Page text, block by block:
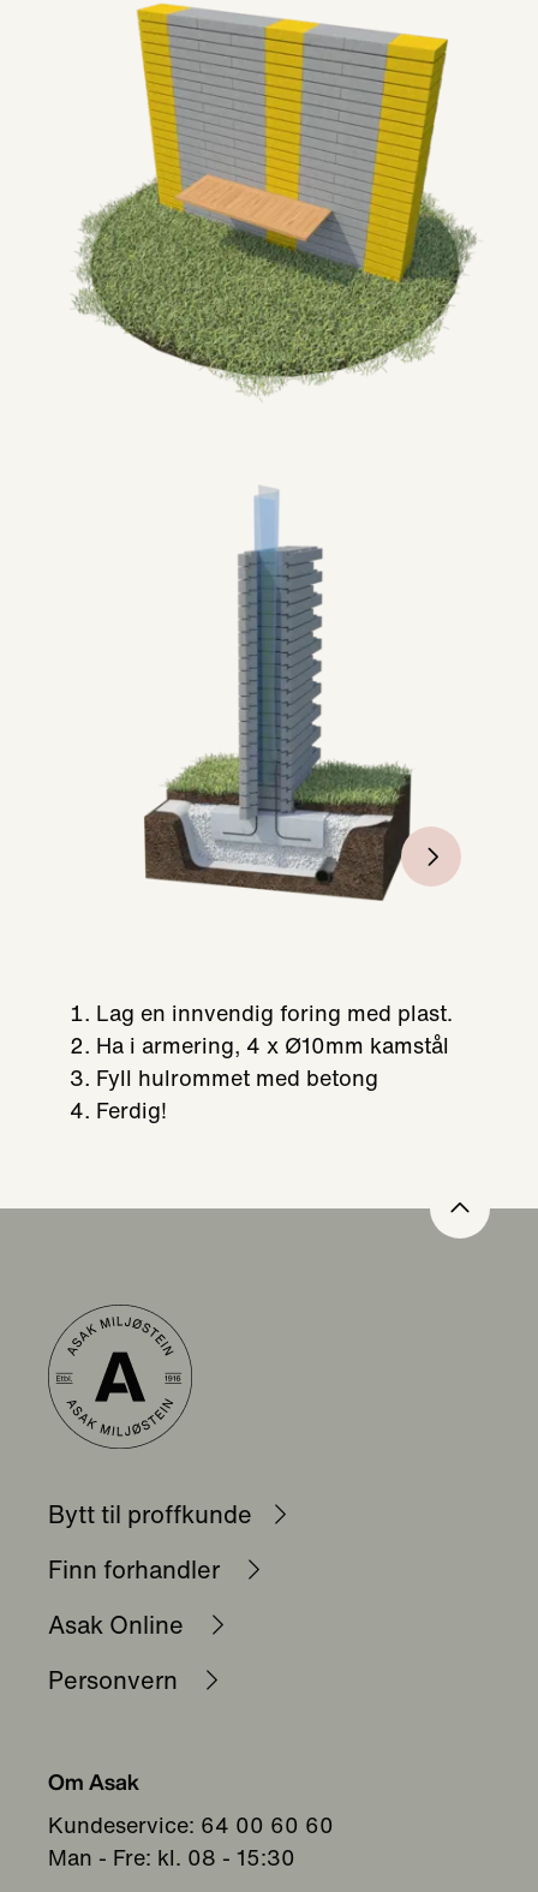
Lag en innvendig foring med plast.
Ha i armering, 4 x Ø10mm kamstål
Fyll hulrommet med betong
Ferdig!
Bytt til proffkunde
Finn forhandler
Asak Online
Personvern
Om Asak
Kundeservice: 64 00 60 60
Man - Fre: kl. 08 - 15:30